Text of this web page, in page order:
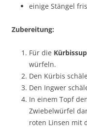
einige Stängel
Zubereitung:
Für die
würfeln.
Den Kürbis
Den Ingwer
In einem Topf
Zwiebelwürfel
roten Linsen mit